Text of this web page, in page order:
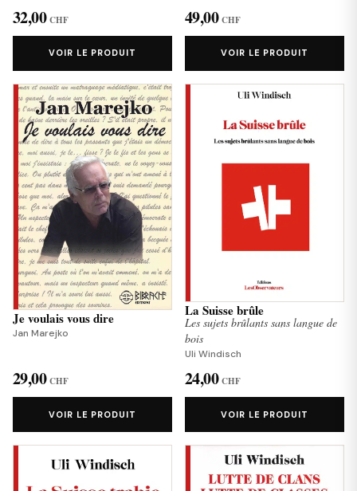
32,00 CHF
VOIR LE PRODUIT
49,00 CHF
VOIR LE PRODUIT
Je voulais vous dire
Jan Marejko
29,00 CHF
VOIR LE PRODUIT
La Suisse brûle
Les sujets brûlants sans langue de
bois
Uli Windisch
24,00 CHF
VOIR LE PRODUIT